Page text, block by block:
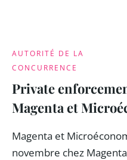
AUTORITÉ DE LA
CONCURRENCE
Private
Magenta et
Magenta et
novembre chez